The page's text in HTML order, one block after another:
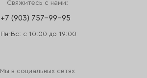
Свяжитесь с нами:
+7 (903) 757-99-95
Пн-Вс: с 10:00 до 19:00
Мы в социальных сетях